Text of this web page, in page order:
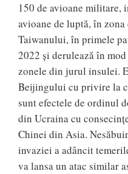
150 de avioane militare,
avioane de luptă, în zona
Taiwanului, în primele
2022 și derulează în
zonele din jurul insulei.
Beijingului cu privire la
sunt efectele de ordinul
din Ucraina cu
Chinei din Asia.
invaziei a adâncit
va lansa un atac similar